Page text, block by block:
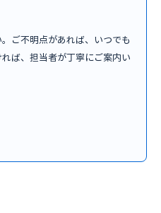
ご不明点があれば、いつでも
ば、担当者が丁寧にご案内い